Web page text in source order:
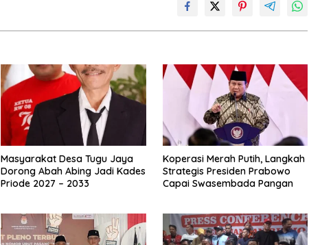
Masyarakat Desa Tugu Jaya
Dorong Abah Abing Jadi Kades
Priode 2027 – 2033
Koperasi Merah Putih, Langkah
Strategis Presiden Prabowo
Capai Swasembada Pangan